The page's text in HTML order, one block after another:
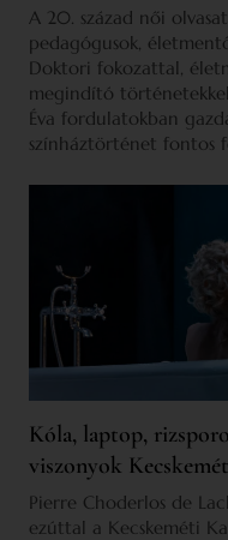
A 20. század női
pedagógusok,
Doktori fokozattal,
megindító
Éva fordulatokban
színháztörténet fontos
Kóla, laptop,
viszonyok
Pierre Choderlos de
ezúttal a Kecskeméti